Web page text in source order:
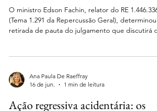
O ministro Edson Fachin, relator do RE 1.446.336
(Tema 1.291 da Repercussão Geral), determinou a
retirada de pauta do julgamento que discutirá os
aprovação da Convenção nº 193 da OIT, que
disciplina o trabalho em plataformas digitais e foi
o julgamento. No despacho, o relator destacou
Ana Paula De Raeffray
16 de jun.
1 min de leitura
Ação regressiva acidentária: os